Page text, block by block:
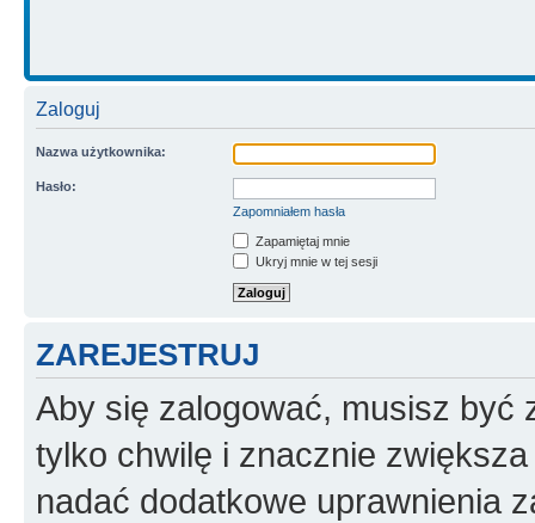
Zaloguj
Nazwa użytkownika:
Hasło:
Zapomniałem hasła
Zapamiętaj mnie
Ukryj mnie w tej sesji
ZAREJESTRUJ
Aby się zalogować, musisz być
tylko chwilę i znacznie
nadać dodatkowe uprawnienia